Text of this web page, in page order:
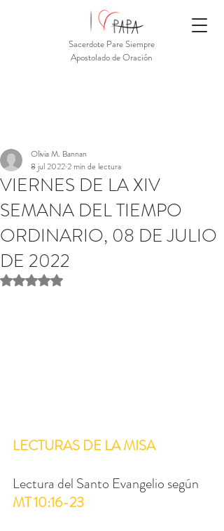
Sacerdote Pare Siempre
Apostolado de Oración
VIERNES DE LA XIV
SEMANA DEL TIEMPO
ORDINARIO, 08 DE JULIO
DE 2022
Olivia M. Bannan
8 jul 20222 min de lectura
Obtuvo NaN de 5 estrellas.
LECTURAS DE LA MISA
Lectura del Santo Evangelio según
MT 10:16-23